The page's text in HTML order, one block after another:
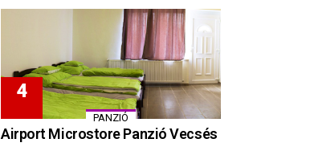
PANZIÓ
Airport Microstore Panzió Vecsés